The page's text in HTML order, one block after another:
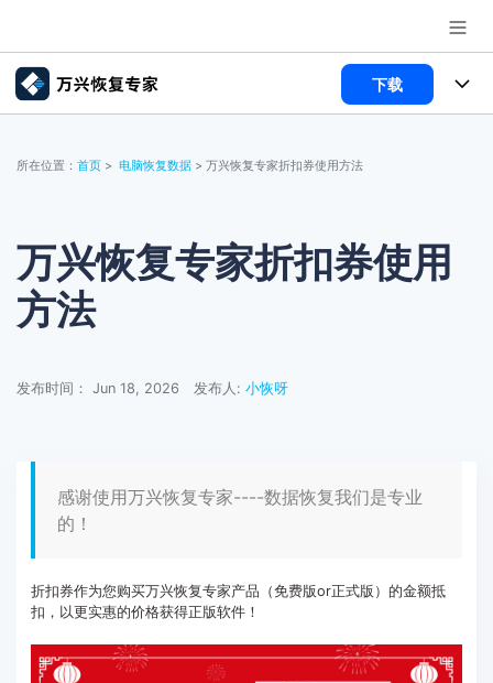
推荐产品
实用工具
关于万兴
下载
文件修复
电脑数据恢复
破损文件修复
文章资讯
电脑数据恢复
服务与支持
联系我们
所在位置： 首页 > 电脑恢复数据 > 万兴恢复专家折扣券使用方法
万兴恢复专家折扣券使用
方法
发布时间： Jun 18, 2026 发布人: 小恢呀
感谢使用万兴恢复专家----数据恢复我们是专业
的！
折扣券作为您购买万兴恢复专家产品（免费版or正式版）的金额抵
扣，以更实惠的价格获得正版软件！